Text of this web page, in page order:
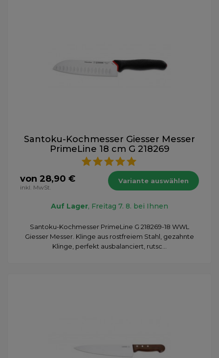
Santoku-Kochmesser Giesser Messer
PrimeLine 18 cm G 218269
von 28,90 €
inkl. MwSt.
Variante auswählen
Auf Lager, Freitag 7. 8. bei Ihnen
Santoku-Kochmesser PrimeLine G 218269-18 WWL
Giesser Messer. Klinge aus rostfreiem Stahl, gezahnte
Klinge, perfekt ausbalanciert, rutsc...